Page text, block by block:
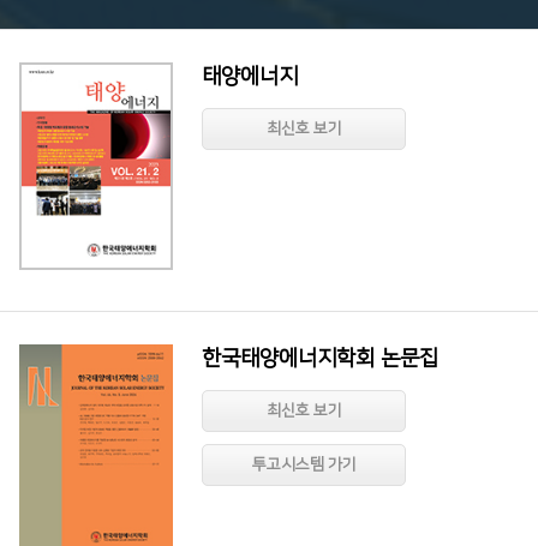
태양에너지
최신호 보기
한국태양에너지학회 논문집
최신호 보기
투고시스템 가기